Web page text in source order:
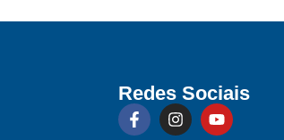
Redes Sociais